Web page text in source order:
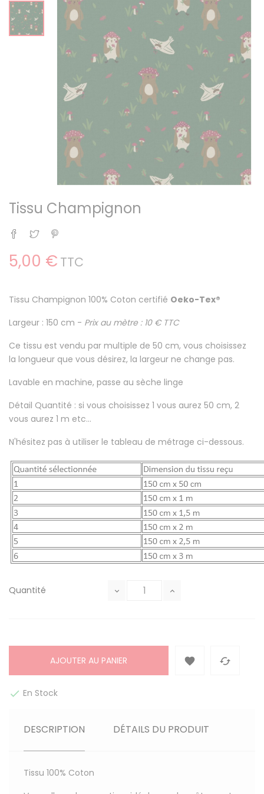
Tissu Champignon
Partager
Tweet
5,00 € TTC
Tissu Champignon 100% Coton certifié Oeko-Tex®
Largeur : 150 cm - Prix au mètre : 10 € TTC
Ce tissu est vendu par multiple de 50 cm, vous choisissez
la longueur que vous désirez, la largeur ne change pas.
Lavable en machine, passe au sèche linge
Détail Quantité : si vous choisissez 1 vous aurez 50 cm, 2
vous aurez 1 m etc...
N'hésitez pas à utiliser le tableau de métrage ci-dessous.
Quantité
AJOUTER AU PANIER  
 En Stock
DESCRIPTION DÉTAILS DU PRODUIT
Tissu 100% Coton